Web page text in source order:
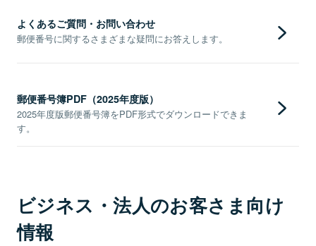
よくあるご質問・お問い合わせ
郵便番号に関するさまざまな疑問にお答えします。
郵便番号簿PDF（2025年度版）
2025年度版郵便番号簿をPDF形式でダウンロードできま
す。
ビジネス・法人のお客さま向け
情報